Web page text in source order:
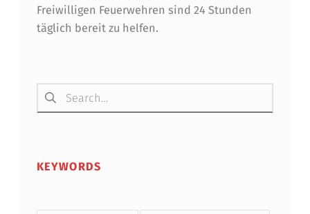
Freiwilligen Feuerwehren sind 24 Stunden
täglich bereit zu helfen.
Suchen nach:
KEYWORDS